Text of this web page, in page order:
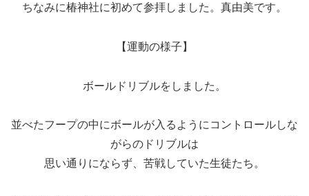
ちなみに椿神社に初めて参拝しました。真由美です。
【運動の様子】
ボールドリブルをしました。
並べたフープの中にボールが入るようにコントロールしな
がらのドリブルは
思い通りにならず、苦戦していた生徒たち。